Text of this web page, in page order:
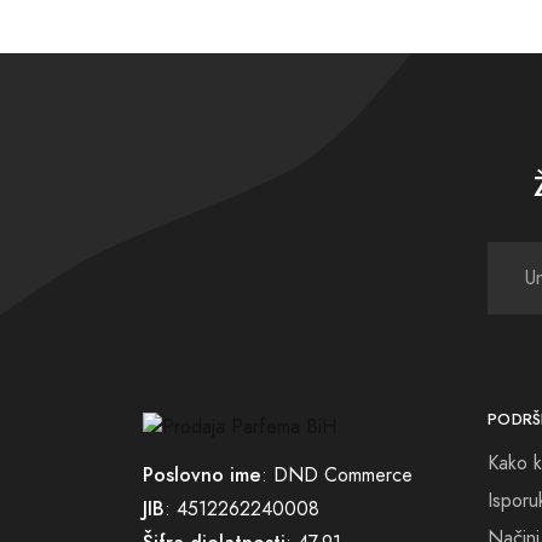
Poslovno ime: DND Commerce
JIB: 4512262240008
Kako